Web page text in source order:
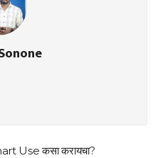
Use कसा करायचा?